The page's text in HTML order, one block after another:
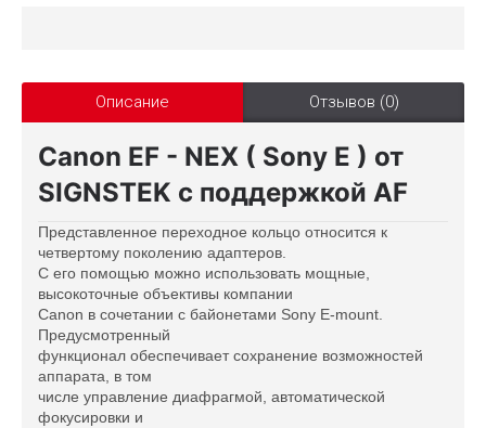
Описание Отзывов (0)
Canon EF - NEX ( Sony E ) от
SIGNSTEK с поддержкой AF
Представленное переходное кольцо относится к
четвертому поколению адаптеров.
С его помощью можно использовать мощные,
высокоточные объективы компании
Canon в сочетании с байонетами Sony E-mount.
Предусмотренный
функционал обеспечивает сохранение возможностей
аппарата, в том
числе управление диафрагмой, автоматической
фокусировки и